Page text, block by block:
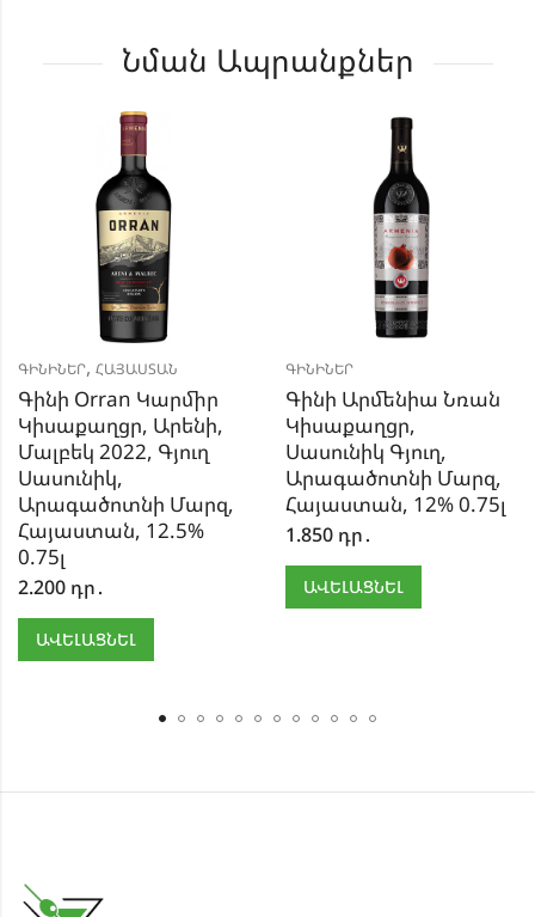
Նման Ապրանքներ
ԳԻՆԻՆԵՐ, ՀԱՅԱՍՏԱՆ
Գինի Orran Կարմիր
Կիսաքաղցր, Արենի,
Մալբեկ 2022, Գյուղ
Սասունիկ,
Արագածոտնի Մարզ,
Հայաստան, 12.5%
0.75լ
2.200 դր․
ԱՎԵԼԱՑՆԵԼ
ԳԻՆԻՆԵՐ
Գինի Արմենիա Նռան
Կիսաքաղցր,
Սասունիկ Գյուղ,
Արագածոտնի Մարզ,
Հայաստան, 12% 0.75լ
1.850 դր․
ԱՎԵԼԱՑՆԵԼ